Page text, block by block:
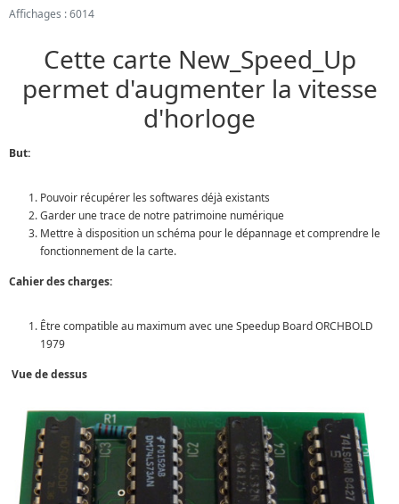
Affichages : 6014
Cette carte New_Speed_Up
permet d'augmenter la vitesse
d'horloge
But:
Pouvoir récupérer les softwares déjà existants
Garder une trace de notre patrimoine numérique
Mettre à disposition un schéma pour le dépannage et comprendre le
fonctionnement de la carte.
Cahier des charges:
Être compatible au maximum avec une Speedup Board ORCHBOLD
1979
Vue de dessus